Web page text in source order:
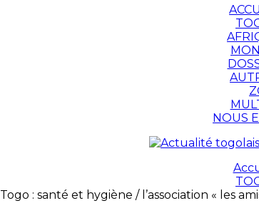
NOUS
Togo : santé et hygiène / l’association « les